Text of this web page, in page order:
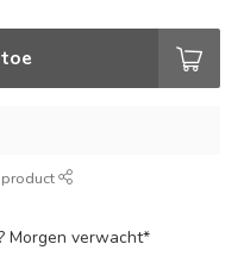
Morgen verwacht*